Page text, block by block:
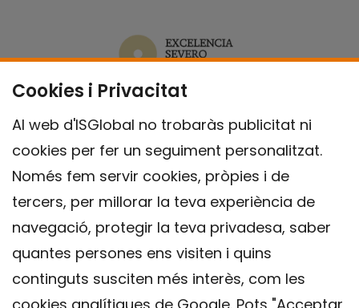
Cookies i Privacitat
Al web d'ISGlobal no trobaràs publicitat ni
cookies per fer un seguiment personalitzat.
Només fem servir cookies, pròpies i de
tercers, per millorar la teva experiència de
navegació, protegir la teva privadesa, saber
quantes persones ens visiten i quins
continguts susciten més interès, com les
cookies analítiques de Google. Pots "Acceptar